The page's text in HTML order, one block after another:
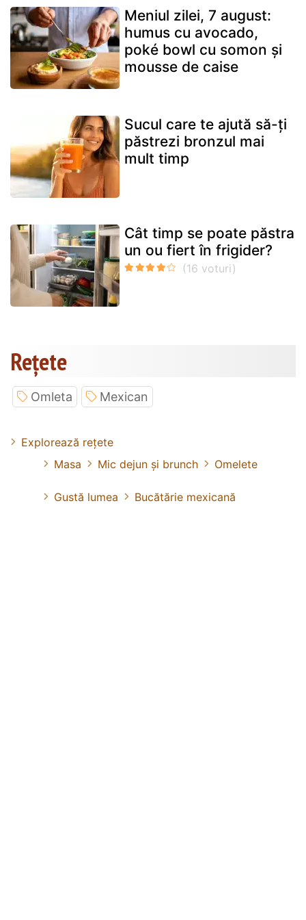
Meniul zilei, 7 august:
humus cu avocado,
poké bowl cu somon și
mousse de caise
Sucul care te ajută să-ți
păstrezi bronzul mai
mult timp
Cât timp se poate păstra
un ou fiert în frigider?
Rețete
Omleta Mexican
Explorează rețete
Masa
Mic dejun și brunch Omelete
Gustă lumea Bucătărie mexicană